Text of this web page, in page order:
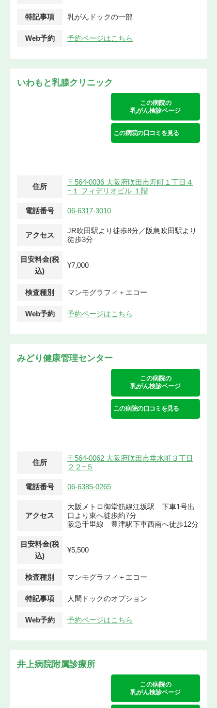
特記事項 乳がんドックの一部
Web予約 予約ページはこちら
いわもと乳腺クリニック
この病院の
乳がん検診ページ
この病院の口コミを見る
住所
〒564-0036 大阪府吹田市寿町１丁目４
−１ フィデリオビル １階
電話番号 06-6317-3010
アクセス
JR吹田駅より徒歩8分／阪急吹田駅より
徒歩3分
目安料金(税
込)
¥7,000
検査種別 マンモグラフィ＋エコー
Web予約 予約ページはこちら
みどり健康管理センター
この病院の
乳がん検診ページ
この病院の口コミを見る
住所
〒564-0062 大阪府吹田市垂水町３丁目
２２−５
電話番号 06-6385-0265
アクセス
大阪メトロ御堂筋線江坂駅 下車1号出
口より東へ徒歩約7分
阪急千里線 豊津駅下車西南へ徒歩12分
目安料金(税
込)
¥5,500
検査種別 マンモグラフィ＋エコー
特記事項 人間ドックのオプション
Web予約 予約ページはこちら
井上病院附属診療所
この病院の
乳がん検診ページ